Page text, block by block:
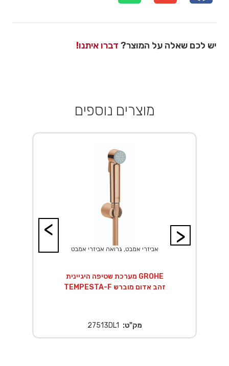
יש לכם שאלה על המוצר? דברו איתנו!
מוצרים נוספים
>
אביזרי אמבט, גרואה אביזרי אמבט
מערכת שטיפה היגיינית GROHE
TEMPESTA-F זהב אדום מוברש
מק"ט: 27513DL1
<